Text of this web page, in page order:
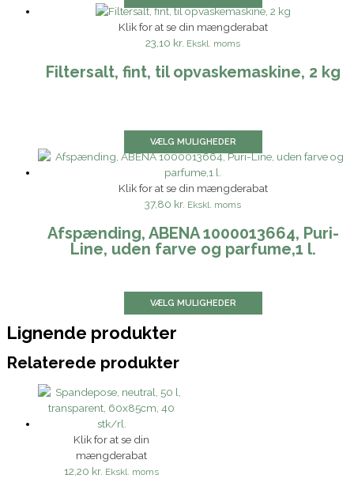
Klik for at se din mængderabat
23,10 kr. Ekskl. moms
Filtersalt, fint, til opvaskemaskine, 2 kg
VÆLG MULIGHEDER
Klik for at se din mængderabat
37,80 kr. Ekskl. moms
Afspænding, ABENA 1000013664, Puri-
Line, uden farve og parfume,1 l.
VÆLG MULIGHEDER
Lignende produkter
Relaterede produkter
Klik for at se din
mængderabat
12,20 kr. Ekskl. moms